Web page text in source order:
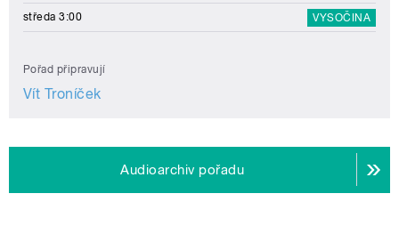
středa 3:00 VYSOČINA
Pořad připravují
Vít Troníček
Audioarchiv pořadu